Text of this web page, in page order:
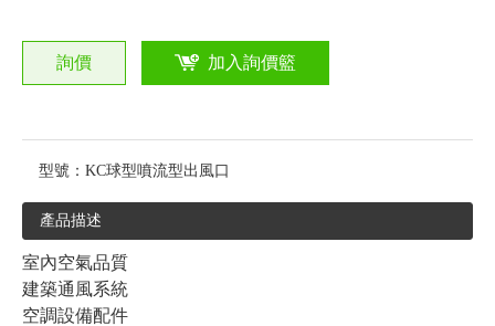
詢價 加入詢價籃
型號： KC球型噴流型出風口
產品描述
室內空氣品質
建築通風系統
空調設備配件